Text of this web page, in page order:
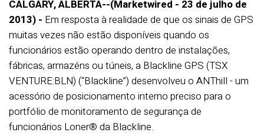
CALGARY, ALBERTA--(Marketwired - 23 de julho de
2013) - Em resposta à realidade de que os sinais de GPS
muitas vezes não estão disponíveis quando os
funcionários estão operando dentro de instalações,
fábricas, armazéns ou túneis, a Blackline GPS (TSX
VENTURE:BLN) (“Blackline”) desenvolveu o ANThill - um
acessório de posicionamento interno preciso para o
portfólio de monitoramento de segurança de
funcionários Loner® da Blackline.